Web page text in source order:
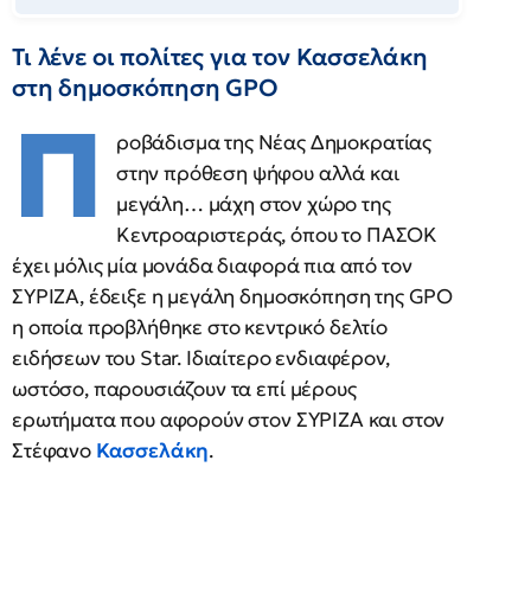
Τι λένε οι πολίτες για τον Κασσελάκη
στη δημοσκόπηση GPO
Π
ροβάδισμα της Νέας Δημοκρατίας
στην πρόθεση ψήφου αλλά και
μεγάλη… μάχη στον χώρο της
Κεντροαριστεράς, όπου το ΠΑΣΟΚ
έχει μόλις μία μονάδα διαφορά πια από τον
ΣΥΡΙΖΑ, έδειξε η μεγάλη δημοσκόπηση της GPO
η οποία προβλήθηκε στο κεντρικό δελτίο
ειδήσεων του Star. Ιδιαίτερο ενδιαφέρον,
ωστόσο, παρουσιάζουν τα επί μέρους
ερωτήματα που αφορούν στον ΣΥΡΙΖΑ και στον
Στέφανο Κασσελάκη.